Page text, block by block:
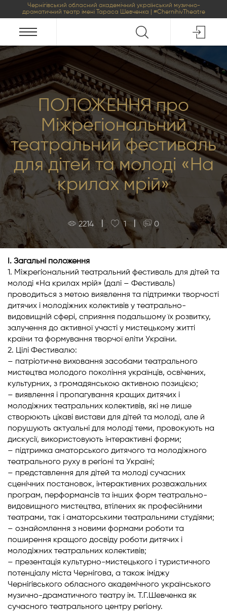
Чернігівський обласний академічний український музично-
драматичний театр імені Тараса Шевченка | #ChernihivTheatre
ПОЛОЖЕННЯ про
Міжрегіональний
театральний фестиваль
для дітей та молоді «На
крилах мрій»
2214 1 0
I. Загальні положення
1. Міжрегіональний театральний фестиваль для дітей та
молоді «На крилах мрій» (далі – Фестиваль)
проводиться з метою виявлення та підтримки творчості
дитячих і молодіжних колективів у театрально-
видовищній сфері, сприяння подальшому їх розвитку,
залучення до активної участі у мистецькому житті
країни та формування творчої еліти України.
2. Цілі Фестивалю:
– патріотичне виховання засобами театрального
мистецтва молодого покоління українців, освічених,
культурних, з громадянською активною позицією;
– виявлення і пропагування кращих дитячих і
молодіжних театральних колективів, які не лише
створюють цікаві вистави для дітей та молоді, але й
порушують актуальні для молоді теми, провокують на
дискусії, використовують інтерактивні форми;
– підтримка аматорського дитячого та молодіжного
театрального руху в регіоні та Україні;
– представлення для дітей та молоді сучасних
сценічних постановок, інтерактивних розважальних
програм, перформансів та інших форм театрально-
видовищного мистецтва, втілених як професійними
театрами, так і аматорськими театральними студіями;
– ознайомлення з новими формами роботи та
поширення кращого досвіду роботи дитячих і
молодіжних театральних колективів;
– презентація культурно-мистецького і туристичного
потенціалу міста Чернігова, а також іміджу
Чернігівського обласного академічного українського
музично-драматичного театру ім. Т.Г.Шевченка як
сучасного театрального центру регіону.